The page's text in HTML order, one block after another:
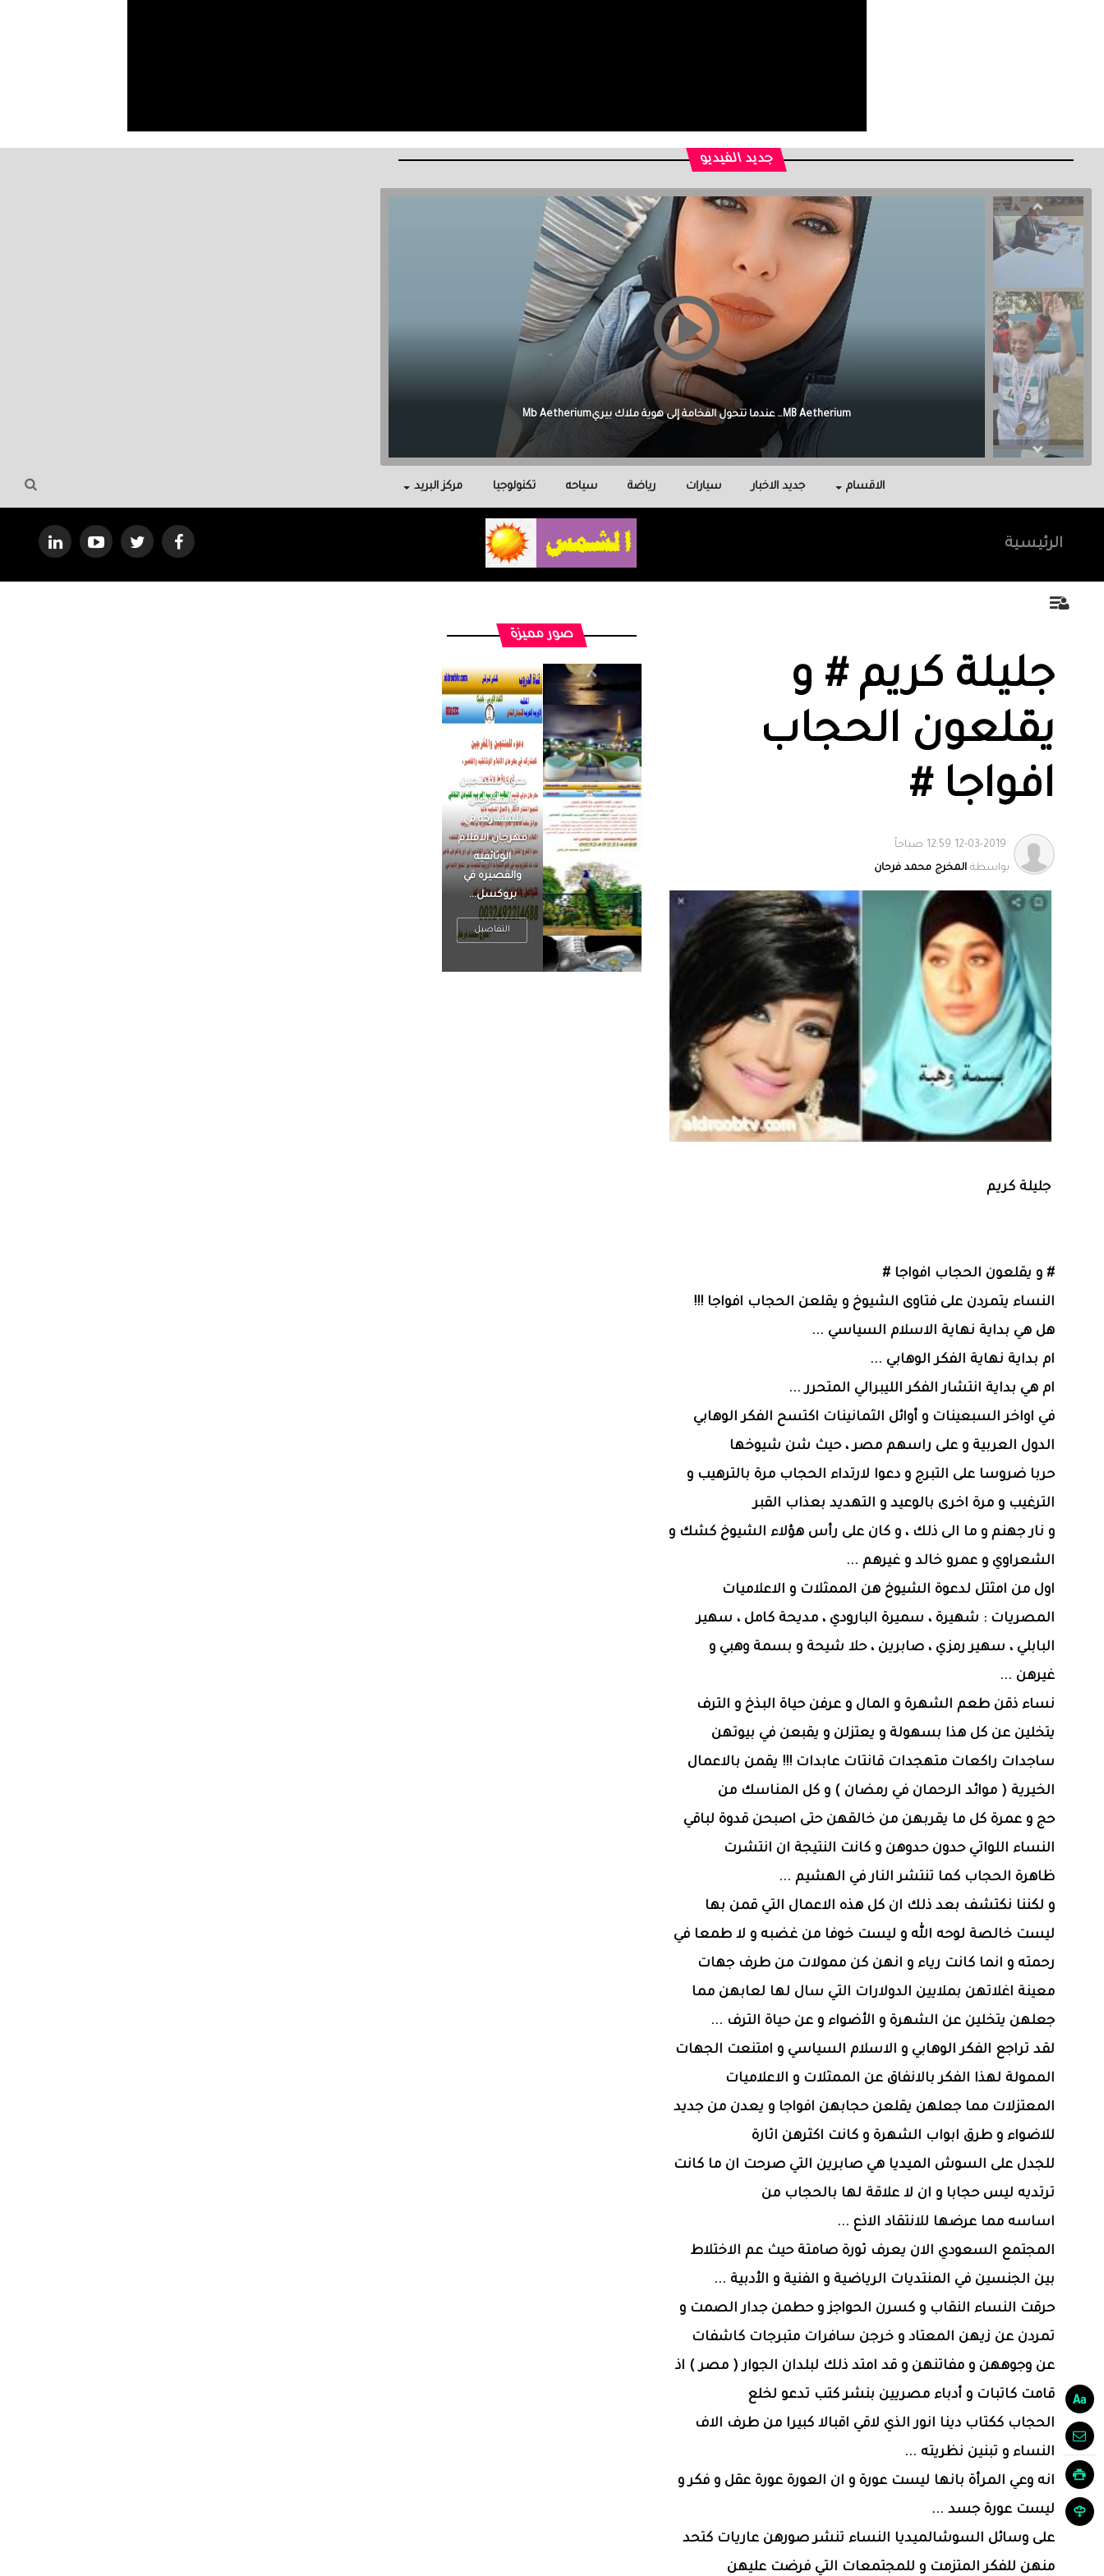
جديد الفيديو
Malak Berri وراء كل نجاح عائلة آمنت بي، واحتوتني، وكانت سندي في أصعب اللحظات.
الاقسام جديد الاخبار سيارات رياضة سياحه تكنولوجيا مركز البريد
الرئيسية
جليلة كريم # و
يقلعون الحجاب
افواجا #
بواسطة المخرج محمد فرحان
جليلة كريم
# و يقلعون الحجاب افواجا #
النساء يتمردن على فتاوى الشيوخ و يقلعن الحجاب افواجا !!!
هل هي بداية نهاية الاسلام السياسي ...
ام بداية نهاية الفكر الوهابي ...
ام هي بداية انتشار الفكر الليبرالي المتحرر ...
في اواخر السبعينات و أوائل الثمانينات اكتسح الفكر الوهابي
الدول العربية و على راسهم مصر ، حيث شن شيوخها
حربا ضروسا على التبرج و دعوا لارتداء الحجاب مرة بالترهيب و
الترغيب و مرة اخرى بالوعيد و التهديد بعذاب القبر
و نار جهنم و ما الى ذلك ، و كان على رأس هؤلاء الشيوخ كشك و
الشعراوي و عمرو خالد و غيرهم ...
اول من امثتل لدعوة الشيوخ هن الممثلات و الاعلاميات
المصريات : شهيرة ، سميرة البارودي ، مديحة كامل ، سهير
البابلي ، سهير رمزي ، صابرين ، حلا شيحة و بسمة وهبي و
غيرهن ...
نساء ذقن طعم الشهرة و المال و عرفن حياة البذخ و الترف
يتخلين عن كل هذا بسهولة و يعتزلن و يقبعن في بيوتهن
ساجدات راكعات متهجدات قانتات عابدات !!! يقمن بالاعمال
الخيرية ( موائد الرحمان في رمضان ) و كل المناسك من
حج و عمرة كل ما يقربهن من خالقهن حتى اصبحن قدوة لباقي
النساء اللواتي حدون حدوهن و كانت النتيجة ان انتشرت
ظاهرة الحجاب كما تنتشر النار في الهشيم ...
و لكننا نكتشف بعد ذلك ان كل هذه الاعمال التي قمن بها
ليست خالصة لوحه الله و ليست خوفا من غضبه و لا طمعا في
رحمته و انما كانت رياء و انهن كن ممولات من طرف جهات
معينة اغلاتهن بملايين الدولارات التي سال لها لعابهن مما
جعلهن يتخلين عن الشهرة و الأضواء و عن حياة الترف ...
لقد تراجع الفكر الوهابي و الاسلام السياسي و امتنعت الجهات
الممولة لهذا الفكر بالانفاق عن الممثلات و الاعلاميات
المعتزلات مما جعلهن يقلعن حجابهن افواجا و يعدن من جديد
للاضواء و طرق ابواب الشهرة و كانت اكثرهن اثارة
للجدل على السوش الميديا هي صابرين التي صرحت ان ما كانت
ترتديه ليس حجابا و ان لا علاقة لها بالحجاب من
اساسه مما عرضها للانتقاد الاذع ...
المجتمع السعودي الان يعرف ثورة صامتة حيث عم الاختلاط
بين الجنسين في المنتديات الرياضية و الفنية و الأدبية ...
حرقت النساء النقاب و كسرن الحواجز و حطمن جدار الصمت و
تمردن عن زيهن المعتاد و خرجن سافرات متبرجات كاشفات
عن وجوههن و مفاتنهن و قد امتد ذلك لبلدان الجوار ( مصر ) اذ
قامت كاتبات و أدباء مصريين بنشر كتب تدعو لخلع
الحجاب ككتاب دينا انور الذي لاقي اقبالا كبيرا من طرف الاف
النساء و تبنين نظريته ...
انه وعي المرأة بانها ليست عورة و ان العورة عورة عقل و فكر و
ليست عورة جسد ...
على وسائل السوشالميديا النساء تنشر صورهن عاريات كتحد
منهن للفكر المتزمت و للمجتمعات التي فرضت عليهن
صور مميزة
الرجل العظيم
يكون مطمئناً ،
يتحرر من القلق
، بينما الرجل
ضيق الأفق
فعادة ما يكون
متوتراً
التفاصيل